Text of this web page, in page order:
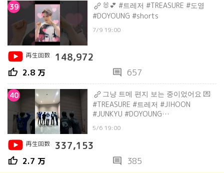
39
🐰💕 #트레저 #TREASURE #도영
#DOYOUNG #shorts
7/9 19:00
再生回数 148,972
thumb_up 2.8 万 comment 657
40
그냥 트메 편지 보는 중이었어요 💌
#TREASURE #트레저 #JIHOON
#JUNKYU #DOYOUNG
#shorts
5/6 19:00
再生回数
337,153
thumb_up 2.7 万 comment 385